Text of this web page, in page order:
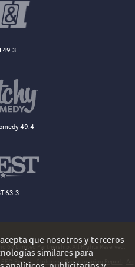
49.3
49.4
63.3
63 Limited Partnership. All Rights Reserved.
EEO Report Children's Programming Report
que nosotros y terceros
similares para